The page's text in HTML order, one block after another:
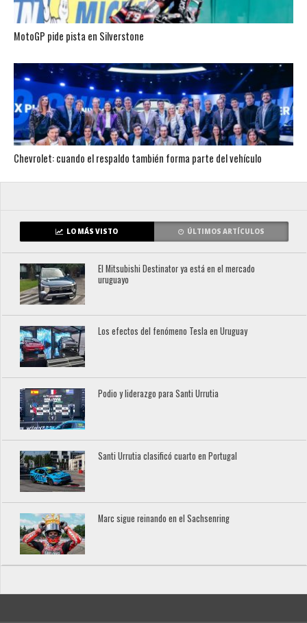
MotoGP pide pista en Silverstone
Chevrolet: cuando el respaldo también forma parte del vehículo
LO MÁS VISTO ÚLTIMOS ARTÍCULOS
El Mitsubishi Destinator ya está en el mercado
uruguayo
Los efectos del fenómeno Tesla en Uruguay
Podio y liderazgo para Santi Urrutia
Santi Urrutia clasificó cuarto en Portugal
Marc sigue reinando en el Sachsenring